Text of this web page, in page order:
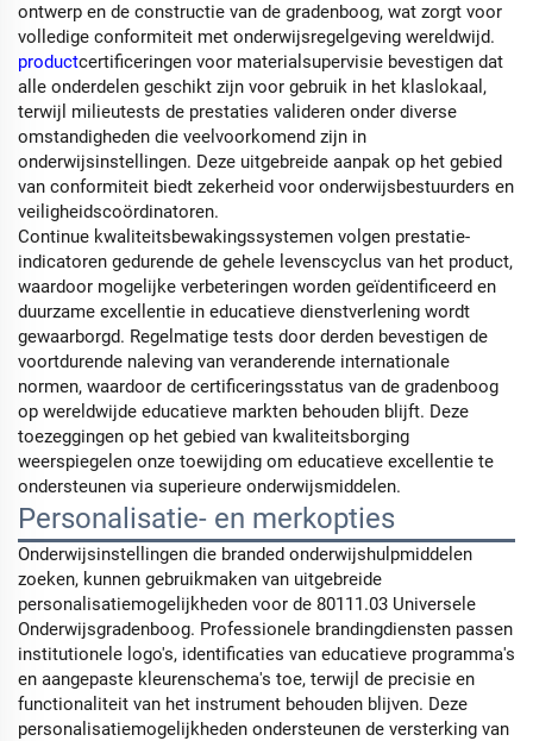
ontwerp en de constructie van de gradenboog, wat zorgt voor
volledige conformiteit met onderwijsregelgeving wereldwijd.
productcertificeringen voor materialsupervisie bevestigen dat
alle onderdelen geschikt zijn voor gebruik in het klaslokaal,
terwijl milieutests de prestaties valideren onder diverse
omstandigheden die veelvoorkomend zijn in
onderwijsinstellingen. Deze uitgebreide aanpak op het gebied
van conformiteit biedt zekerheid voor onderwijsbestuurders en
veiligheidscoördinatoren.
Continue kwaliteitsbewakingssystemen volgen prestatie-
indicatoren gedurende de gehele levenscyclus van het product,
waardoor mogelijke verbeteringen worden geïdentificeerd en
duurzame excellentie in educatieve dienstverlening wordt
gewaarborgd. Regelmatige tests door derden bevestigen de
voortdurende naleving van veranderende internationale
normen, waardoor de certificeringsstatus van de gradenboog
op wereldwijde educatieve markten behouden blijft. Deze
toezeggingen op het gebied van kwaliteitsborging
weerspiegelen onze toewijding om educatieve excellentie te
ondersteunen via superieure onderwijsmiddelen.
Personalisatie- en merkopties
Onderwijsinstellingen die branded onderwijshulpmiddelen
zoeken, kunnen gebruikmaken van uitgebreide
personalisatiemogelijkheden voor de 80111.03 Universele
Onderwijsgradenboog. Professionele brandingdiensten passen
institutionele logo's, identificaties van educatieve programma's
en aangepaste kleurenschema's toe, terwijl de precisie en
functionaliteit van het instrument behouden blijven. Deze
personalisatiemogelijkheden ondersteunen de versterking van